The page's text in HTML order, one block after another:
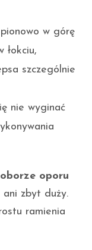
w górę
łokciu,
szczególnie
nie wyginać
oporu
ani zbyt duży.
ramienia